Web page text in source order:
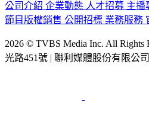
公司介紹 企業動態 人才招募 主播
節目版權銷售 公開招標 業務服務
2026 © TVBS Media Inc. All Rights
光路451號 | 聯利媒體股份有限公司